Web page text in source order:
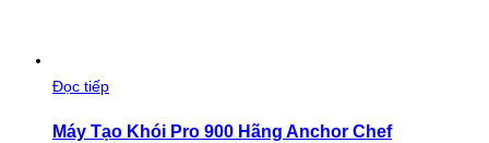
Đọc tiếp
Máy Tạo Khói Pro 900 Hãng Anchor Chef